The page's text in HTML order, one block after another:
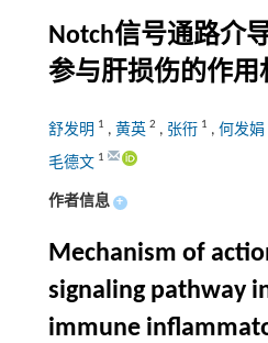
Notch信号通路介
参与肝损伤的作用
舒发明 1 , 黄英 2 , 张衎 1 , 何发娟
毛德文 1
作者信息 +
Mechanism of
signaling pathway
immune